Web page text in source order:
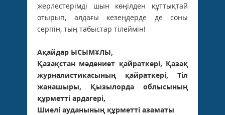
жерлестерімді шын көңілден құттықтай
отырып, алдағы кезеңдерде де соны
серпін, тың табыс­тар тілеймін!
Ақайдар ЫСЫМҰЛЫ,
Қазақстан мәдениет қайраткері, Қазақ
журналистикасының қайраткері, Тіл
жанашыры, Қызылорда облысының
құрметті ардагері,
Шиелі ауданының құрметті азаматы